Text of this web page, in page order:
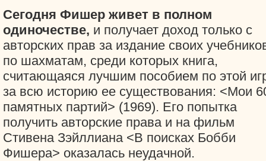
Сегодня Фишер живет в полном
одиночестве, и получает доход только с
авторских прав за издание своих
по шахматам, среди которых книга,
считающаяся лучшим пособием по этой
за всю историю ее существования: <Мои
памятных партий> (1969). Его попытка
получить авторские права и на фильм
Стивена Зэйллиана <В поисках Бобби
Фишера> оказалась неудачной.